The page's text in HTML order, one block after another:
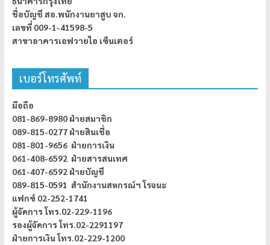
ชื่อบัญชี สอ.พนักงานยาสูบ จก.
เลขที่ 009-1-41598-5
สาขาอาคารเอฟวายไอ เซ็นเตอร์
เบอร์โทรศัพท์
มือถือ
081-869-8980 ฝ่ายสมาชิก
089-815-0277 ฝ่ายสินเชื่อ
081-801-9656 ฝ่ายการเงิน
061-408-6592 ฝ่ายสารสนเทศ
061-407-6592 ฝ่ายบัญชี
089-815-0591 สำนักงานสหกรณ์ฯ โรจนะ
แฟกซ์ 02-252-1741
ผู้จัดการโทร.02-229-1196
รองผู้จัดการ โทร.02-2291197
ฝ่ายการเงิน โทร.02-229-1200